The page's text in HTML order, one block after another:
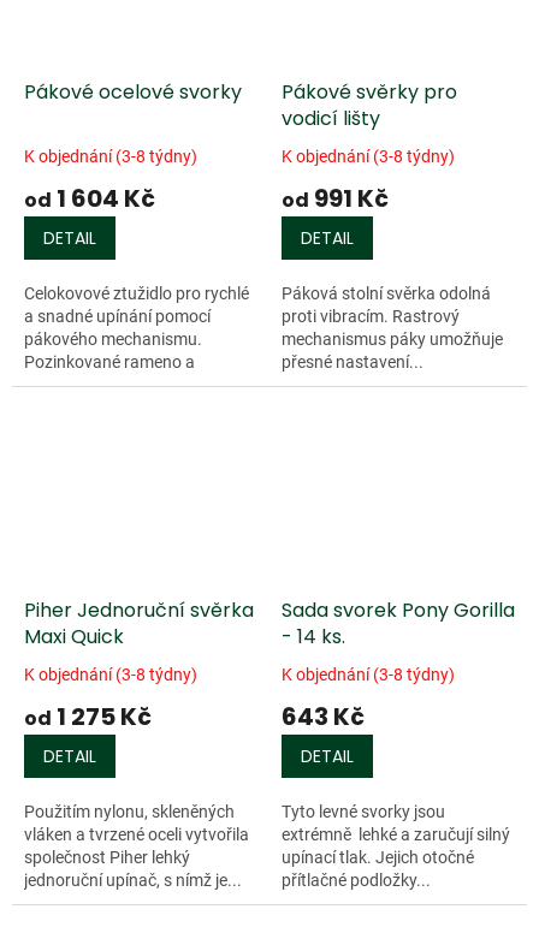
Pákové ocelové svorky
K objednání (3-8 týdny)
od 1 604 Kč
DETAIL
Celokovové ztužidlo pro rychlé
a snadné upínání pomocí
pákového mechanismu.
Pozinkované rameno a
přítlačná plocha jsou
Pákové svěrky pro
vodicí lišty
K objednání (3-8 týdny)
od 991 Kč
DETAIL
Páková stolní svěrka odolná
proti vibracím. Rastrový
mechanismus páky umožňuje
přesné nastavení...
Piher Jednoruční svěrka
Maxi Quick
K objednání (3-8 týdny)
od 1 275 Kč
DETAIL
Použitím nylonu, skleněných
vláken a tvrzené oceli vytvořila
společnost Piher lehký
jednoruční upínač, s nímž je...
Sada svorek Pony Gorilla
- 14 ks.
K objednání (3-8 týdny)
643 Kč
DETAIL
Tyto levné svorky jsou
extrémně lehké a zaručují silný
upínací tlak. Jejich otočné
přítlačné podložky...